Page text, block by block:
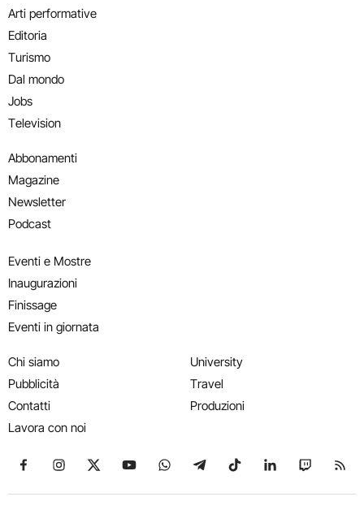
Arti performative
Editoria
Turismo
Dal mondo
Jobs
Television
Abbonamenti
Magazine
Newsletter
Podcast
Eventi e Mostre
Inaugurazioni
Finissage
Eventi in giornata
Chi siamo
Pubblicità
Contatti
Lavora con noi
University
Travel
Produzioni
Seguici su Facebook
Seguici su Instagram
Seguici su X
Seguici su YouTube
Seguici su WhatsApp
Seguici su Telegram
Seguici su TikTok
Seguici su
Seguici